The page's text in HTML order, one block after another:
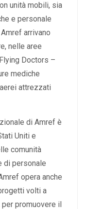
unità mobili, sia
e personale
arrivano
nelle aree
Doctors –
mediche
attrezzati
di Amref è
Uniti e
comunità
di personale
opera anche
volti a
promuovere il